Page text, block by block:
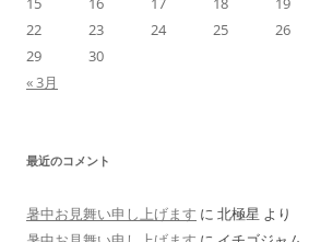
22
23 24 25 26
29
30
« 3月
最近のコメント
暑中お見舞い申し上げます に 北極星 より